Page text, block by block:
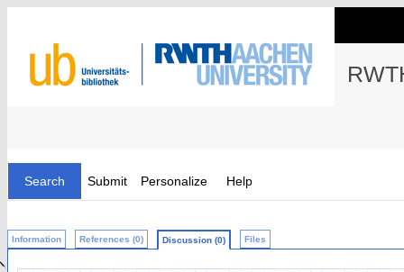
Search Submit Personalize Help
Information References (0) Discussion (0) Files